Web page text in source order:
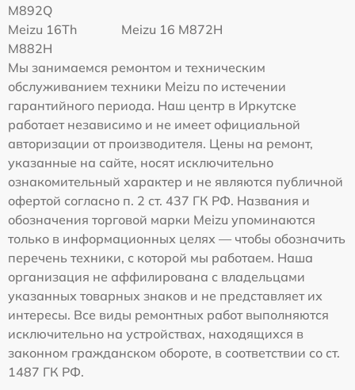
M892Q
Meizu 16Th
M882H
Meizu 16 M872H
Мы занимаемся ремонтом и техническим
обслуживанием техники Meizu по истечении
гарантийного периода. Наш центр в Иркутске
работает независимо и не имеет официальной
авторизации от производителя. Цены на ремонт,
указанные на сайте, носят исключительно
ознакомительный характер и не являются публичной
офертой согласно п. 2 ст. 437 ГК РФ. Названия и
обозначения торговой марки Meizu упоминаются
только в информационных целях — чтобы обозначить
перечень техники, с которой мы работаем. Наша
организация не аффилирована с владельцами
указанных товарных знаков и не представляет их
интересы. Все виды ремонтных работ выполняются
исключительно на устройствах, находящихся в
законном гражданском обороте, в соответствии со ст.
1487 ГК РФ.